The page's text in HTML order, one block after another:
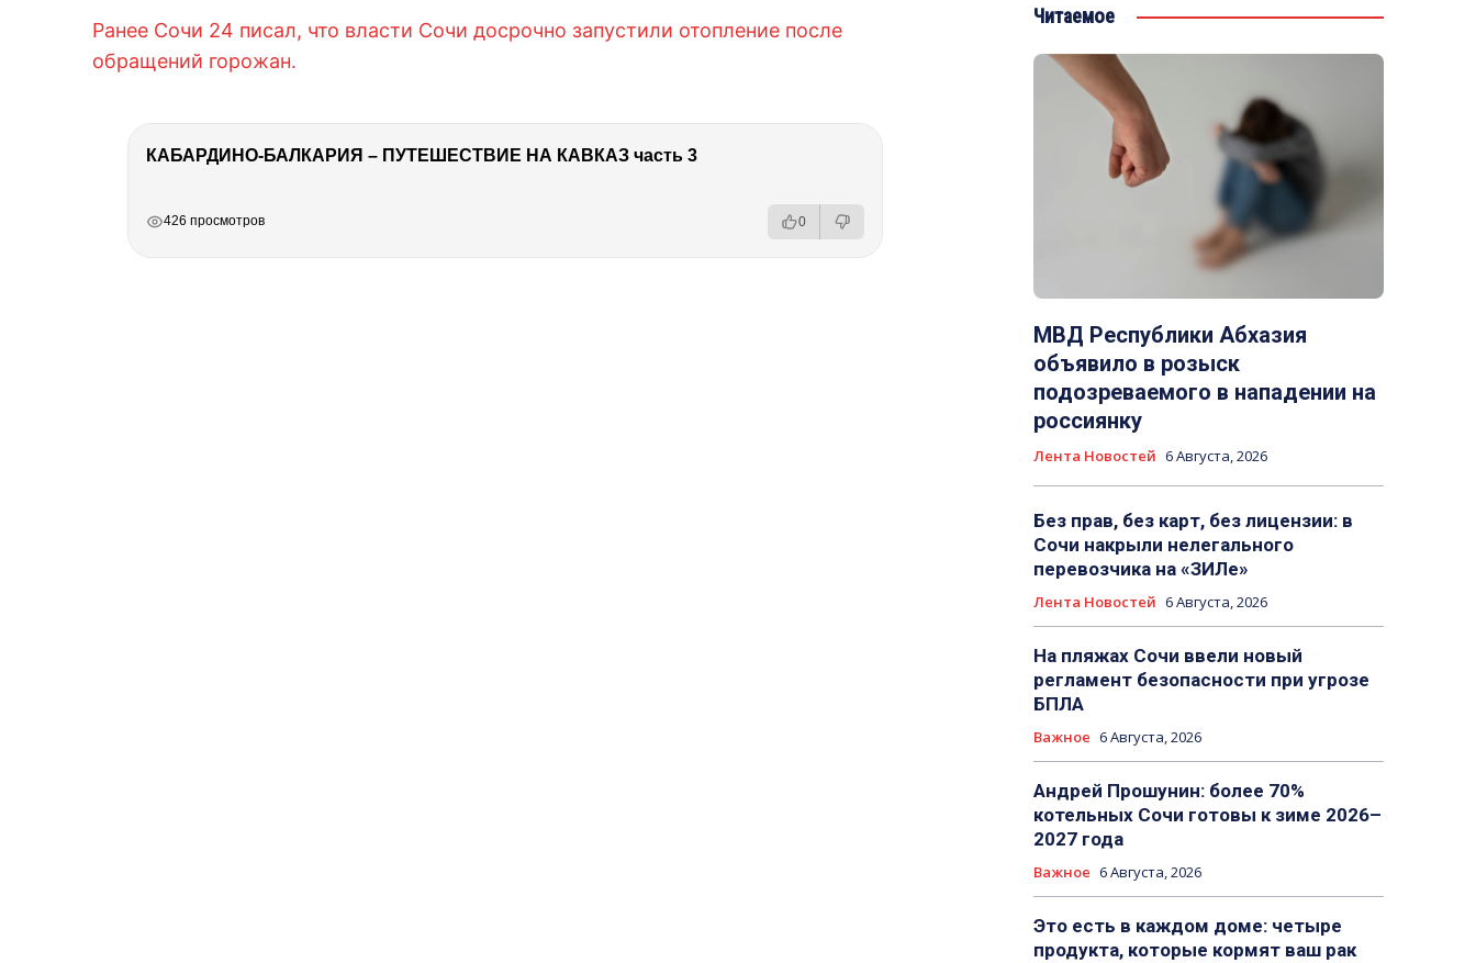
Ранее Сочи 24 писал, что власти Сочи досрочно запустили отопление после
обращений горожан.
КАБАРДИНО-БАЛКАРИЯ – ПУТЕШЕСТВИЕ НА КАВКАЗ часть 3
426 просмотров 0
Читаемое
МВД Республики Абхазия
объявило в розыск
подозреваемого в нападении на
россиянку
Лента Новостей 6 Августа, 2026
Без прав, без карт, без лицензии: в
Сочи накрыли нелегального
перевозчика на «ЗИЛе»
Лента Новостей 6 Августа, 2026
На пляжах Сочи ввели новый
регламент безопасности при угрозе
БПЛА
Важное 6 Августа, 2026
Андрей Прошунин: более 70%
котельных Сочи готовы к зиме 2026–
2027 года
Важное 6 Августа, 2026
Это есть в каждом доме: четыре
продукта, которые кормят ваш рак